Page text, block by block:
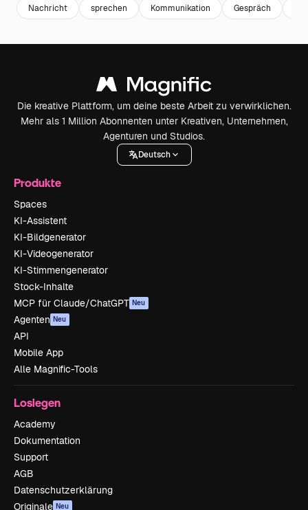
Nachricht sprechen Kommunikation Gespräch
Die kreative Plattform, um deine beste Arbeit zu verwirklichen.
Mehr als 1 Million Abonnenten unter Kreativen, Unternehmen,
Agenturen und Studios.
Deutsch
Produkte
Spaces
KI-Assistent
KI-Bildgenerator
KI-Videogenerator
KI-Stimmengenerator
Stock-Inhalte
MCP für Claude/ChatGPT Neu
Agenten Neu
API
Mobile App
Alle Magnific-Tools
Loslegen
Academy
Dokumentation
Support
AGB
Datenschutzerklärung
Originale Neu